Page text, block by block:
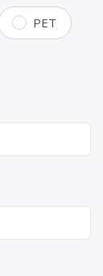
PET